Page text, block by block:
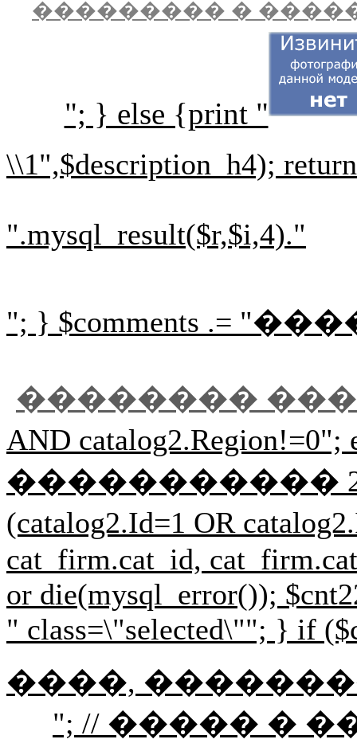
��������� �
"; } else {print "
\\1",$description_h4);
".mysql_result($r,$i,4)."
"; } $comments .= "
��������
AND
����������� 2
(catalog2.Id=1 OR
cat_firm.cat_id,
or die(mysql_error());
" class=\"selected\""; } if
����,
"; // ����� �